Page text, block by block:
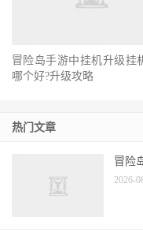
冒险岛手游中挂机升级挂
哪个好?升级攻略
热门文章
冒险
2026-